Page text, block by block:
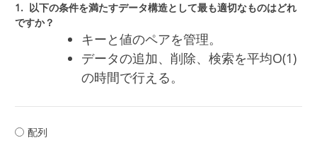
1. 以下の条件を満たすデータ構造として最も適切なものはどれ
ですか？
キーと値のペアを管理。
データの追加、削除、検索を平均O(1)
の時間で行える。
配列